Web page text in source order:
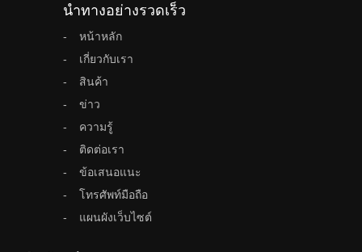
นำทางอย่างรวดเร็ว
หน้าหลัก
เกี่ยวกับเรา
สินค้า
ข่าว
ความรู้
ติดต่อเรา
ข้อเสนอแนะ
โทรศัพท์มือถือ
แผนผังเว็บไซต์